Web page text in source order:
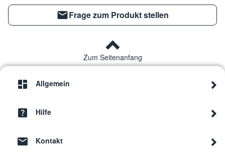
Frage zum Produkt stellen
Zum Seitenanfang
Allgemein
Hilfe
Kontakt